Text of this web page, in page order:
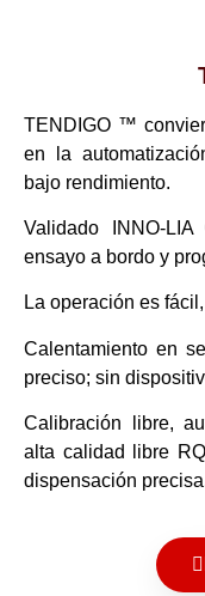
TENDIGO ™
en la
bajo rendimiento.
Validado INNO-
ensayo a bordo y
La operación es
Calentamiento en
preciso; sin
Calibración libre,
alta calidad libre
dispensación